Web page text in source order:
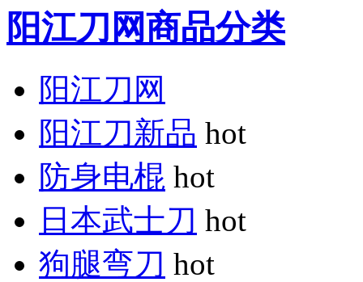
阳江刀网商品分类
阳江刀网
阳江刀新品 hot
防身电棍 hot
日本武士刀 hot
狗腿弯刀 hot